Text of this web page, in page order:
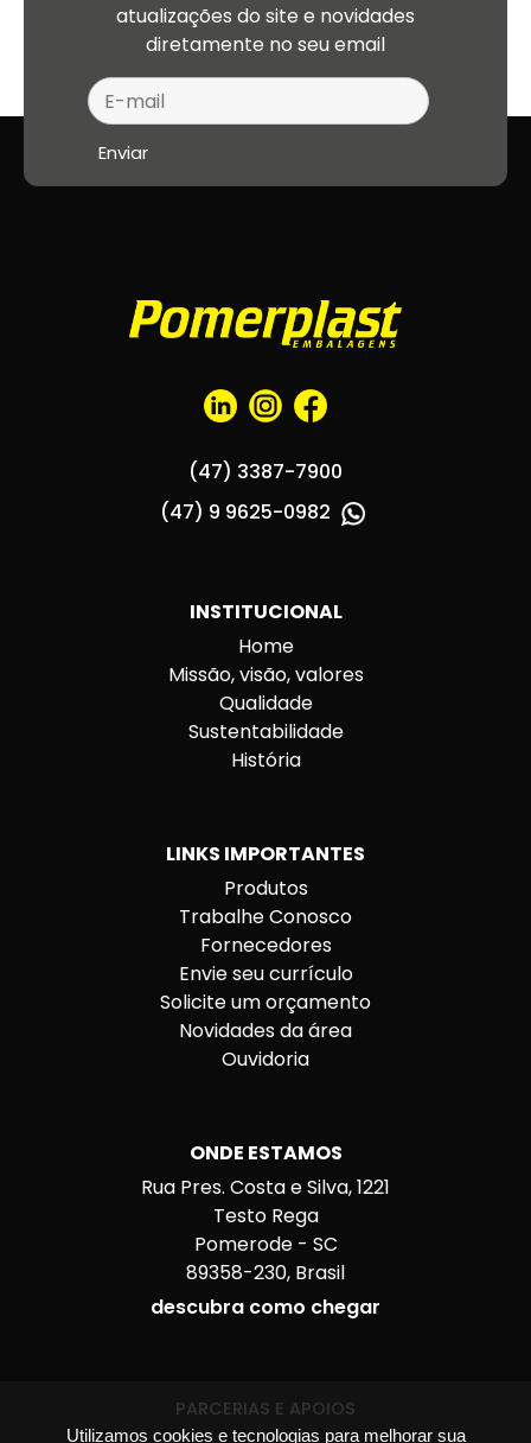
Utilizamos cookies e tecnologias para melhorar sua
atualizações do site e novidades
diretamente no seu email
(47) 3387-7900
(47) 9 9625-0982
INSTITUCIONAL
Home
Missão, visão, valores
Qualidade
Sustentabilidade
História
LINKS IMPORTANTES
Produtos
Trabalhe Conosco
Fornecedores
Envie seu currículo
Solicite um orçamento
Novidades da área
Ouvidoria
ONDE ESTAMOS
Rua Pres. Costa e Silva, 1221
Testo Rega
Pomerode - SC
89358-230, Brasil
descubra como chegar
PARCERIAS E APOIOS